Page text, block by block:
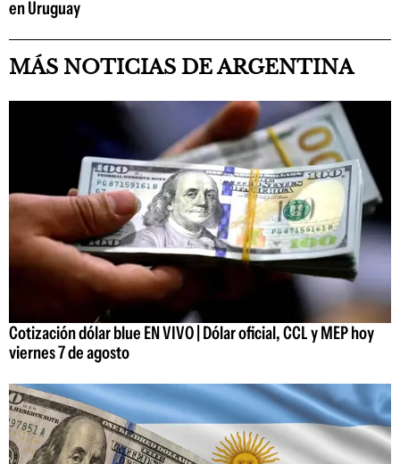
en Uruguay
MÁS NOTICIAS DE ARGENTINA
Cotización dólar blue EN VIVO | Dólar oficial, CCL y MEP hoy
viernes 7 de agosto